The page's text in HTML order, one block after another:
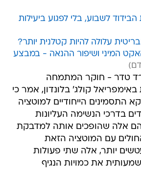
לשבוע, בלי לפגוע ביעילות
עלולה להיות קטלנית יותר?
המיני ושיפור ההנאה - במבצע
טדר - חוקר המתמחה
באימפריאל קולג' בלונדון, אמר כי
התסמינים הייחודיים למוטציה
בדרכי הנשימה העליונות
הם אלה שהופכים אותה למדבקת
עם המוטציה הזאת
יותר, אלה שתי פעולות
את כמויות הנגיף